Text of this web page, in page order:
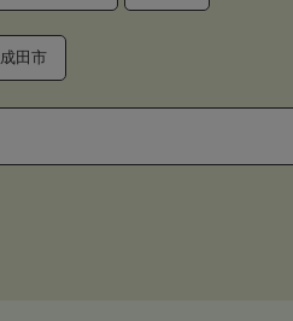
成田市